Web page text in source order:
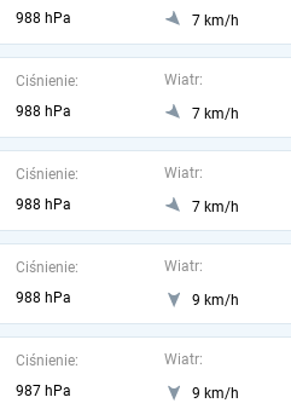
988 hPa
7 km/h
Ciśnienie:
988 hPa
Wiatr:
7 km/h
Ciśnienie:
988 hPa
Wiatr:
7 km/h
Ciśnienie:
988 hPa
Wiatr:
9 km/h
Ciśnienie:
987 hPa
Wiatr:
9 km/h